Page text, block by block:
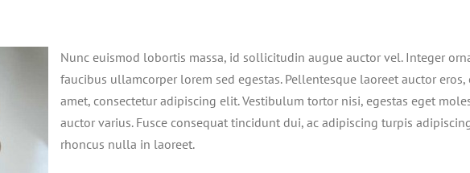
Nunc euismod lobortis massa, id sollicitudin augue auctor vel. Integer
faucibus ullamcorper lorem sed egestas. Pellentesque laoreet auctor
amet, consectetur adipiscing elit. Vestibulum tortor nisi, egestas eget
auctor varius. Fusce consequat tincidunt dui, ac adipiscing turpis
rhoncus nulla in laoreet.